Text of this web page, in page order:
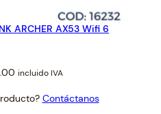
ARCHER AX53 Wifi 6
Current
is:
incluido IVA
Contáctanos